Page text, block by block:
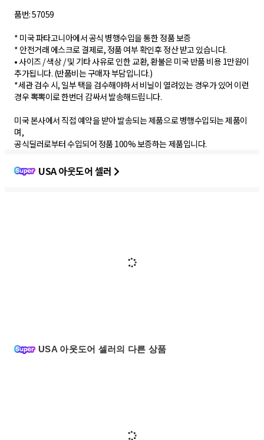
품번: 57059
* 미국 파타고니아에서 공식 병행수입을 통한 정품 보증
* 안전거래 에스크로 결제로, 정품 여부 확인후 정산 받고 있습니다.
• 사이즈 / 색상 / 및 기타 사유로 인한 교환, 환불은 미국 반품 비용 1만원이
추가됩니다. (반품비는 구매자 부담입니다.)
*세관 검수 시, 일부 택을 검수해야하서 비닐이 열려있는 경우가 있어 이런
경우 뽁뽁이로 한번더 감싸서 발송해드립니다.
미국 본사에서 직접 예약을 받아 발송되는 제품으로 병행수입되는 제품이
며,
공식딜러로부터 수입되어 정품 100% 보증하는 제품입니다.
USA 아웃도어 셀러
USA 아웃도어 셀러의 다른 상품